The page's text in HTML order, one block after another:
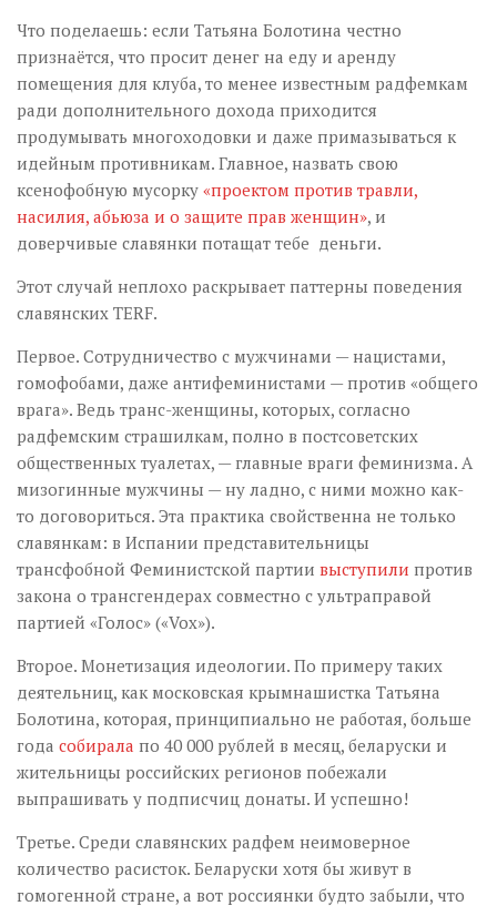
Что поделаешь: если Татьяна Болотина честно
признаётся, что просит денег на еду и аренду
помещения для клуба, то менее известным радфемкам
ради дополнительного дохода приходится
продумывать многоходовки и даже примазываться к
идейным противникам. Главное, назвать свою
ксенофобную мусорку «проектом против травли,
насилия, абьюза и о защите прав женщин», и
доверчивые славянки потащат тебе деньги.
Этот случай неплохо раскрывает паттерны поведения
славянских TERF.
Первое. Сотрудничество с мужчинами — нацистами,
гомофобами, даже антифеминистами — против «общего
врага». Ведь транс-женщины, которых, согласно
радфемским страшилкам, полно в постсоветских
общественных туалетах, — главные враги феминизма. А
мизогинные мужчины — ну ладно, с ними можно как-
то договориться. Эта практика свойственна не только
славянкам: в Испании представительницы
трансфобной Феминистской партии выступили против
закона о трансгендерах совместно с ультраправой
партией «Голос» («Vox»).
Второе. Монетизация идеологии. По примеру таких
деятельниц, как московская крымнашистка Татьяна
Болотина, которая, принципиально не работая, больше
года собирала по 40 000 рублей в месяц, беларуски и
жительницы российских регионов побежали
выпрашивать у подписчиц донаты. И успешно!
Третье. Среди славянских радфем неимоверное
количество расисток. Беларуски хотя бы живут в
гомогенной стране, а вот россиянки будто забыли, что